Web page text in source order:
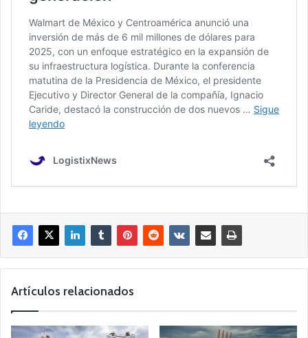
Artículos relacionados